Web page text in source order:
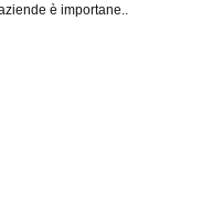
è importane..